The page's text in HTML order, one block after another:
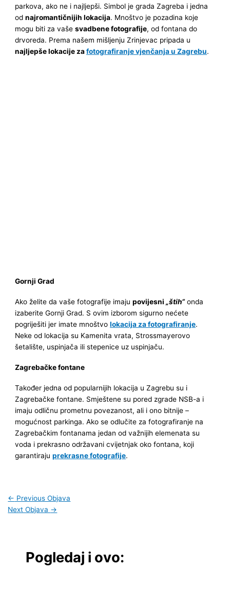
parkova, ako ne i najljepši. Simbol je grada Zagreba i jedna
odnajromantičnijih lokacija. Mnoštvo je pozadina koje
mogu biti za vašesvadbene fotografije, od fontana do
drvoreda. Prema našem mišljenju Zrinjevac pripada u
najljepše lokacije zafotografiranje vjenčanja u Zagrebu.
Gornji Grad
Ako želite da vaše fotografije imajupovijesni„štih“onda
izaberite Gornji Grad. S ovim izborom sigurno nećete
pogriješiti jer imate mnoštvolokacija za fotografiranje.
Neke od lokacija su Kamenita vrata, Strossmayerovo
šetalište, uspinjača ili stepenice uz uspinjaču.
Zagrebačke fontane
Također jedna od popularnijih lokacija u Zagrebu su i
Zagrebačke fontane. Smještene su pored zgrade NSB-a i
imaju odličnu prometnu povezanost, ali i ono bitnije –
mogućnost parkinga. Ako se odlučite za fotografiranje na
Zagrebačkim fontanama jedan od važnijih elemenata su
voda i prekrasno održavani cvijetnjak oko fontana, koji
garantirajuprekrasne fotografije.
← Previous Objava
Next Objava →
Pogledaj i ovo: